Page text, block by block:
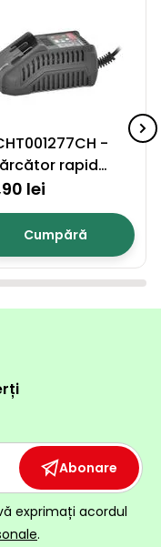
-
rapid
baterii Li-ion
lei
Cumpără
Abonare
exprimați acordul
.